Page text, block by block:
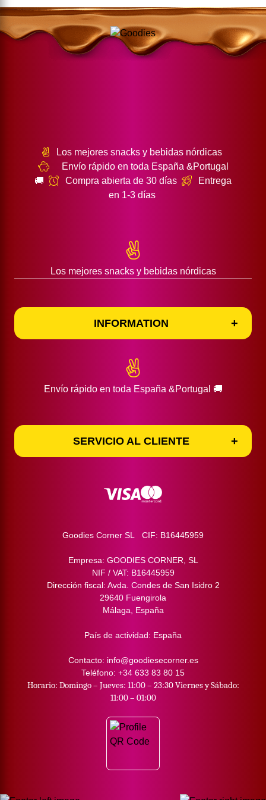
Los mejores snacks y bebidas nórdicas
Envío rápido en toda España &Portugal
🚚
Compra abierta de 30 días
Entrega
en 1-3 días
Los mejores snacks y bebidas nórdicas
INFORMATION
CIF: B16445959 Namn: Goodies Corner SL
Términos y Condiciones de Compra
Envío rápido en toda España &Portugal 🚚
SERVICIO AL CLIENTE
Goodies Corner SL CIF: B16445959
Empresa: GOODIES CORNER, SL
NIF / VAT: B16445959
Dirección fiscal: Avda. Condes de San Isidro 2
29640 Fuengirola
Málaga, España
País de actividad: España
Contacto: info@goodiesecorner.es
Teléfono: +34 633 83 80 15
Horario: Domingo – Jueves: 11:00 – 23:30 Viernes y Sábado:
11:00 – 01:00